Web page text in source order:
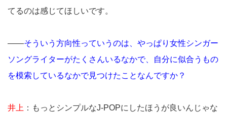
てるのは感じてほしいです。
――そういう方向性っていうのは、やっぱり女性シンガー
ソングライターがたくさんいるなかで、自分に似合うもの
を模索しているなかで見つけたことなんですか？
井上 ：もっとシンプルなJ-POPにしたほうが良いんじゃな